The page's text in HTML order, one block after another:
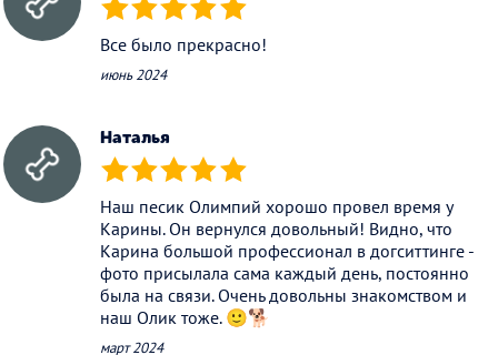
(*) (*) (*) (*) (*)
Все было прекрасно!
июнь 2024
Наталья
(*) (*) (*) (*) (*)
Наш песик Олимпий хорошо провел время у
Карины. Он вернулся довольный! Видно, что
Карина большой профессионал в догситтинге -
фото присылала сама каждый день, постоянно
была на связи. Очень довольны знакомством и
наш Олик тоже. 🙂🐕
март 2024